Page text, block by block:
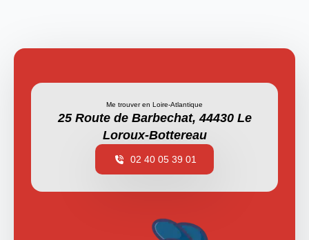
Me trouver en Loire-Atlantique
25 Route de Barbechat, 44430 Le
Loroux-Bottereau
02 40 05 39 01